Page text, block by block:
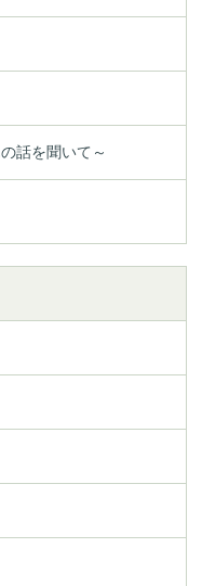
話を聞いて～